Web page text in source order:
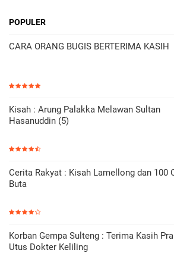
POPULER
CARA ORANG BUGIS BERTERIMA KASIH
Kisah : Arung Palakka Melawan Sultan
Hasanuddin (5)
Cerita Rakyat : Kisah Lamellong dan 100
Buta
Korban Gempa Sulteng : Terima Kasih
Utus Dokter Keliling